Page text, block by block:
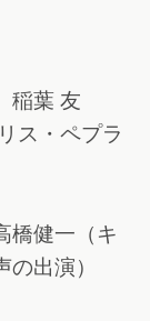
葉 友
・ペプラ
橋健一（キ
出演）